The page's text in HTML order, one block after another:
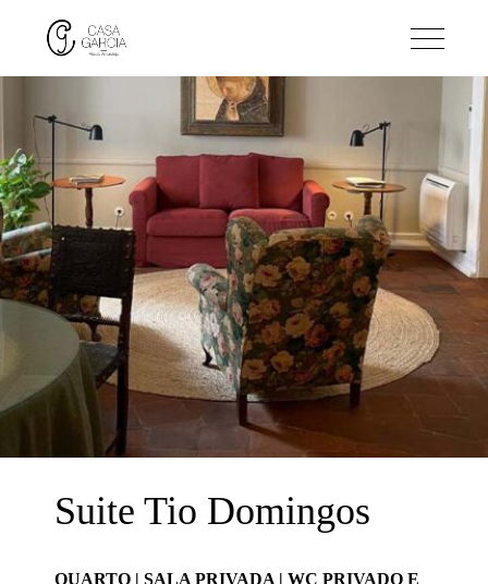
Suite Tio Domingos
QUARTO | SALA PRIVADA | WC PRIVADO E